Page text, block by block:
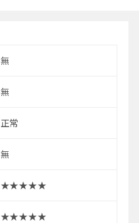
無
無
正常
無
★★★★★
★★★★★